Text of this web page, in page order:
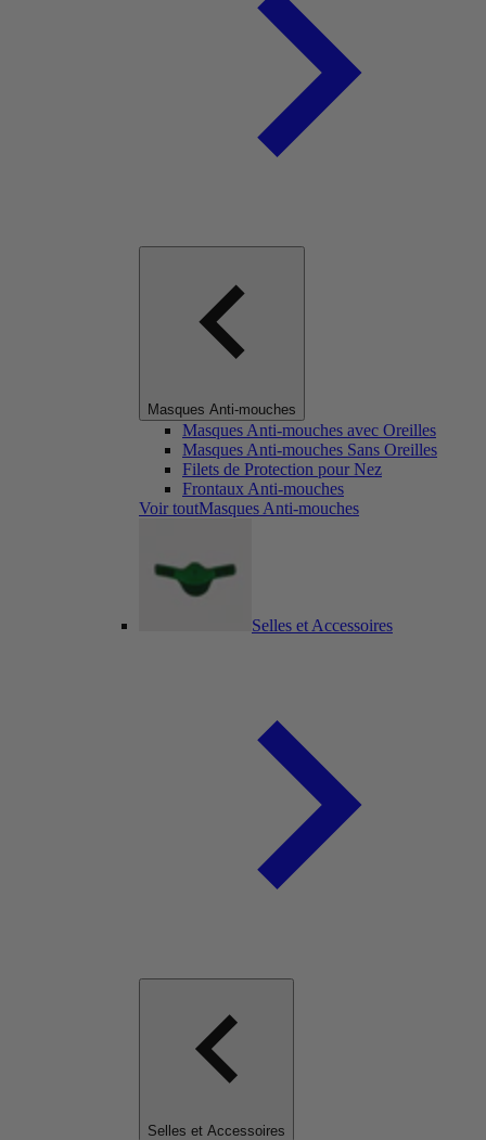
Masques Anti-mouches
Masques Anti-mouches avec Oreilles
Masques Anti-mouches Sans Oreilles
Filets de Protection pour Nez
Frontaux Anti-mouches
Voir toutMasques Anti-mouches
Selles et Accessoires
Selles et Accessoires